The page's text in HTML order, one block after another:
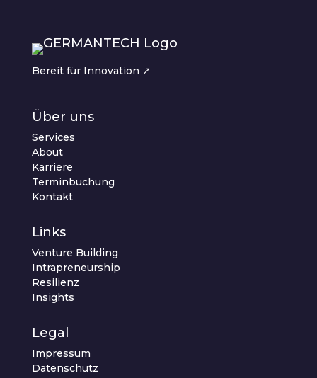
Bereit für Innovation ↗︎
Über uns
Services
About
Karriere
Terminbuchung
Kontakt
Links
Venture Building
Intrapreneurship
Resilienz
Insights
Legal
Impressum
Datenschutz